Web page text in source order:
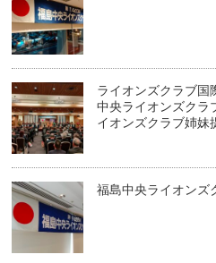
ライオンズクラブ国
中央ライオンズクラ
イオンズクラブ姉妹
福島中央ライオンズ